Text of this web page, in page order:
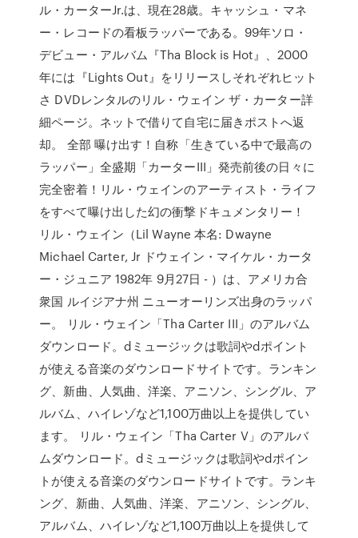
ル・カーターJr.は、現在28歳。キャッシュ・マネ
ー・レコードの看板ラッパーである。99年ソロ・
デビュー・アルバム『Tha Block is Hot』、2000
年には『Lights Out』をリリースしそれぞれヒット
さ DVDレンタルのリル・ウェイン ザ・カーター詳
細ページ。ネットで借りて自宅に届きポストへ返
却。 全部 曝け出す！自称「生きている中で最高の
ラッパー」全盛期「カーターIII」発売前後の日々に
完全密着！リル・ウェインのアーティスト・ライフ
をすべて曝け出した幻の衝撃ドキュメンタリー！
リル・ウェイン（Lil Wayne 本名: Dwayne
Michael Carter, Jr ドウェイン・マイケル・カータ
ー・ジュニア 1982年 9月27日 - ）は、アメリカ合
衆国 ルイジアナ州 ニューオーリンズ出身のラッパ
ー。 リル・ウェイン「Tha Carter III」のアルバム
ダウンロード。dミュージックは歌詞やdポイント
が使える音楽のダウンロードサイトです。ランキン
グ、新曲、人気曲、洋楽、アニソン、シングル、ア
ルバム、ハイレゾなど1,100万曲以上を提供してい
ます。 リル・ウェイン「Tha Carter V」のアルバ
ムダウンロード。dミュージックは歌詞やdポイン
トが使える音楽のダウンロードサイトです。ランキ
ング、新曲、人気曲、洋楽、アニソン、シングル、
アルバム、ハイレゾなど1,100万曲以上を提供して